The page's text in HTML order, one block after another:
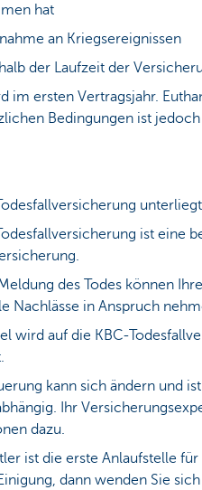
hat
an Kriegsereignissen
der Laufzeit der
im ersten Vertragsjahr.
Bedingungen ist jedoch
ist eine
des Todes können
Nachlässe in Anspruch
wird auf die KBC-
kann sich ändern und
Ihr
dazu.
ist die erste Anlaufstelle
dann wenden Sie